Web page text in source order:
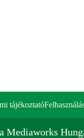
tájékoztató
Mediaworks